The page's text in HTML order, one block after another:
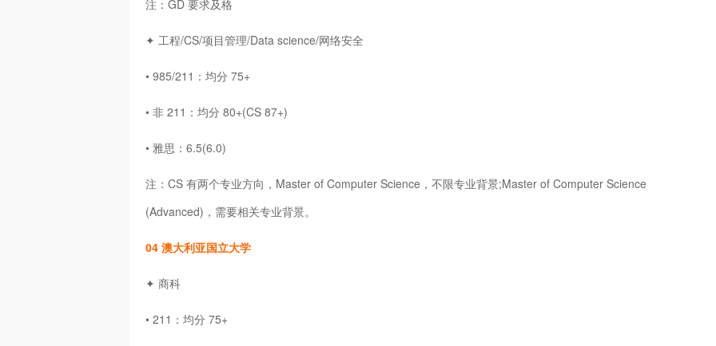
注：GD 要求及格
✦ 工程/CS/项目管理/Data science/网络安全
• 985/211：均分 75+
• 非 211：均分 80+(CS 87+)
• 雅思：6.5(6.0)
注：CS 有两个专业方向，Master of Computer Science，不限专业背景;Master of Computer Science
(Advanced)，需要相关专业背景。
04 澳大利亚国立大学
✦ 商科
• 211：均分 75+